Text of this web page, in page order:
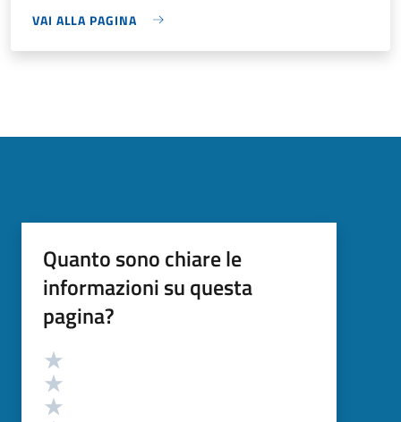
VAI ALLA PAGINA
Quanto sono chiare le
informazioni su questa
pagina?
Valutazione